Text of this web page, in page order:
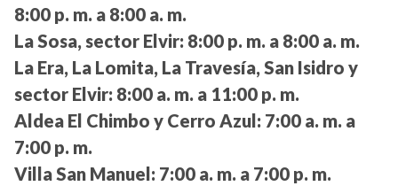
8:00 p. m. a 8:00 a. m.
La Sosa, sector Elvir: 8:00 p. m. a 8:00 a. m.
La Era, La Lomita, La Travesía, San Isidro y
sector Elvir: 8:00 a. m. a 11:00 p. m.
Aldea El Chimbo y Cerro Azul: 7:00 a. m. a
7:00 p. m.
Villa San Manuel: 7:00 a. m. a 7:00 p. m.